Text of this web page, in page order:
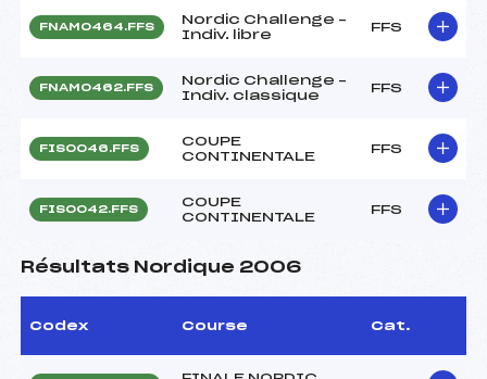
FNAM0464.FFS
Nordic Challenge –
Indiv. libre
FFS
FNAM0462.FFS
Nordic Challenge –
Indiv. classique
FFS
FIS0046.FFS
COUPE
CONTINENTALE
FFS
FIS0042.FFS
COUPE
CONTINENTALE
FFS
Résultats Nordique 2006
Codex Course Cat.